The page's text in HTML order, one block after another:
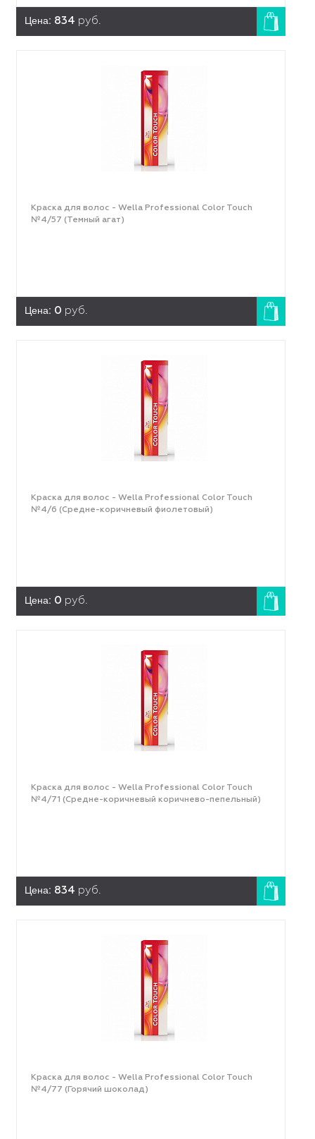
Цена: 834 руб.
Краска для волос - Wella Professional Color Touch
№4/57 (Темный агат)
Цена: 0 руб.
Краска для волос - Wella Professional Color Touch
№4/6 (Средне-коричневый фиолетовый)
Цена: 0 руб.
Краска для волос - Wella Professional Color Touch
№4/71 (Средне-коричневый коричнево-пепельный)
Цена: 834 руб.
Краска для волос - Wella Professional Color Touch
№4/77 (Горячий шоколад)